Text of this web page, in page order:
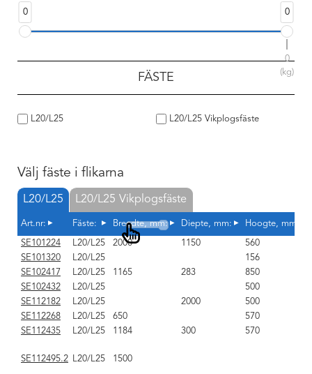
0 0
0
(kg)
FÄSTE
L20/L25 L20/L25 Vikplogsfäste
Välj fäste i flikarna
L20/L25
Art.nr: Fäste: Breedte, mm: Diepte, mm: Hoogte, mm:
SE101224 L20/L25 2000 1150
560
SE101320
L20/L25
156
SE102417
L20/L25 1165 283
850
SE102432
L20/L25
500
SE112182
L20/L25 2000
500
SE112268
L20/L25 650
570
SE112435
L20/L25 1184 300 570
SE112495.2 L20/L25 1500
L20/L25 Vikplogsfäste